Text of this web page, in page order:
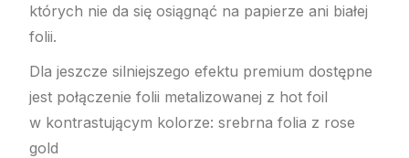
których nie da się osiągnąć na papierze ani białej
folii.
Dla jeszcze silniejszego efektu premium dostępne
jest połączenie folii metalizowanej z hot foil
w kontrastującym kolorze: srebrna folia z rose
gold